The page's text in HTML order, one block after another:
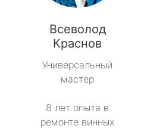
Всеволод
Краснов
Универсальный
мастер
8 лет опыта в
ремонте винных